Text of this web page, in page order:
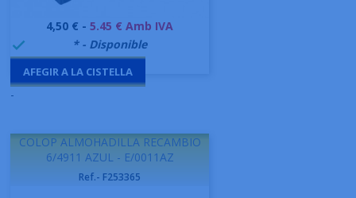
Preu
4,50 € - 5.45 € Amb IVA
 * - Disponible
AFEGIR A LA CISTELLA
-
COLOP ALMOHADILLA RECAMBIO
6/4911 AZUL - E/0011AZ
Ref.- F253365